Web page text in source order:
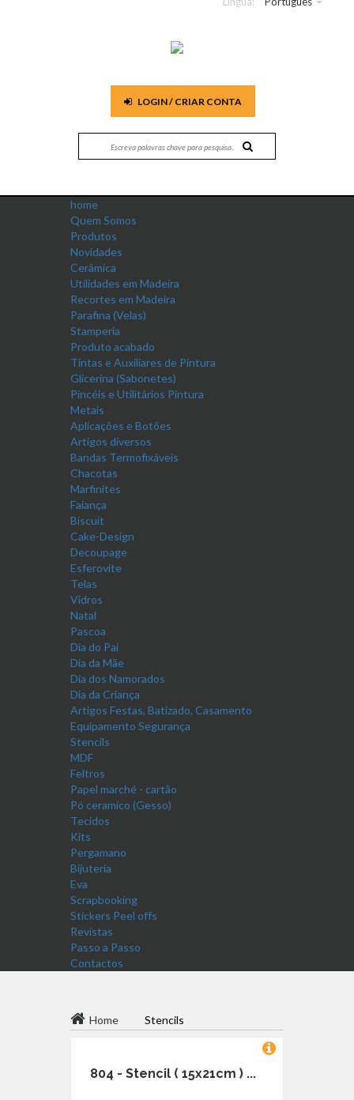
LOGIN / CRIAR CONTA
home
Quem Somos
Produtos
Novidades
Cerâmica
Utilidades em Madeira
Recortes em Madeira
Parafina (Velas)
Stamperia
Produto acabado
Tintas e Auxiliares de Pintura
Glicerina (Sabonetes)
Pincéis e Utilitários Pintura
Metais
Aplicações e Botões
Artigos diversos
Bandas Termofixáveis
Chacotas
Marfinites
Faiança
Biscuit
Cake-Design
Decoupage
Esferovite
Telas
Vidros
Natal
Pascoa
Dia do Pai
Dia da Mãe
Dia dos Namorados
Dia da Criança
Artigos Festas, Batizado, Casamento
Equipamento Segurança
Stencils
MDF
Feltros
Papel marché - cartão
Pó ceramico (Gesso)
Tecidos
Kits
Pergamano
Bijuteria
Eva
Scrapbooking
Stickers Peel offs
Revistas
Passo a Passo
Contactos
Home Stencils
804 - Stencil ( 15x21cm ) ...